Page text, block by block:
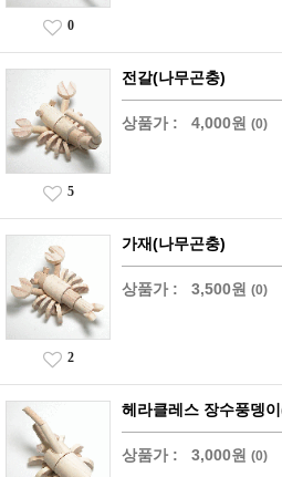
0
전갈(나무곤충)
상품가 : 4,000원 (0)
5
가재(나무곤충)
상품가 : 3,500원 (0)
2
헤라클레스 장수풍뎅
상품가 : 3,000원 (0)